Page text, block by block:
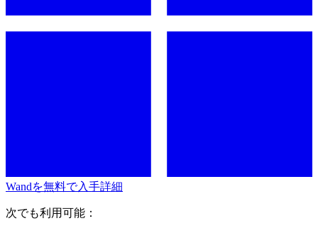
Wandを無料で入手詳細
次でも利用可能：